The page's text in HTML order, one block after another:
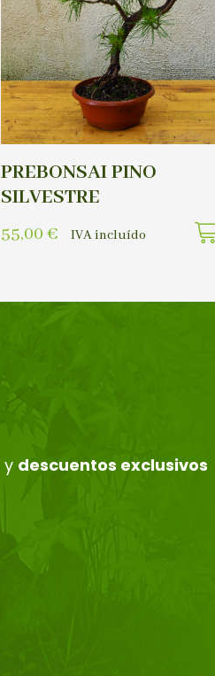
PREBONSAI PINO
SILVESTRE
55,00 € IVA incluído
y descuentos exclusivos